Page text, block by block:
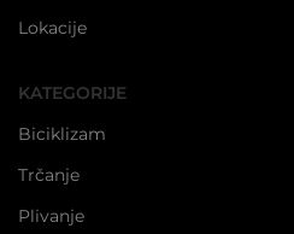
Lokacije
KATEGORIJE
Biciklizam
Trčanje
Plivanje